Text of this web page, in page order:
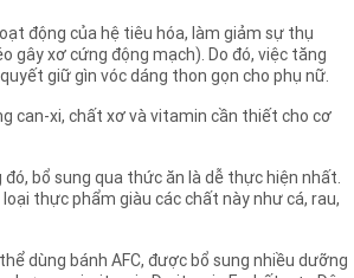
động của hệ tiêu hóa, làm giảm sự thụ
gây xơ cứng động mạch). Do đó, việc tăng
giữ gìn vóc dáng thon gọn cho phụ nữ.
can-xi, chất xơ và vitamin cần thiết cho cơ
bổ sung qua thức ăn là dễ thực hiện nhất.
thực phẩm giàu các chất này như cá, rau,
dùng bánh AFC, được bổ sung nhiều dưỡng